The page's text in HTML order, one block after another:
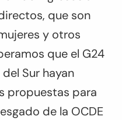
que son
y otros
que el G24
Sur hayan
propuestas para
de la OCDE